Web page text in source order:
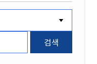
검색